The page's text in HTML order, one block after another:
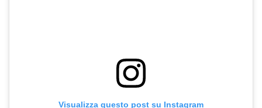
Visualizza questo post su Instagram